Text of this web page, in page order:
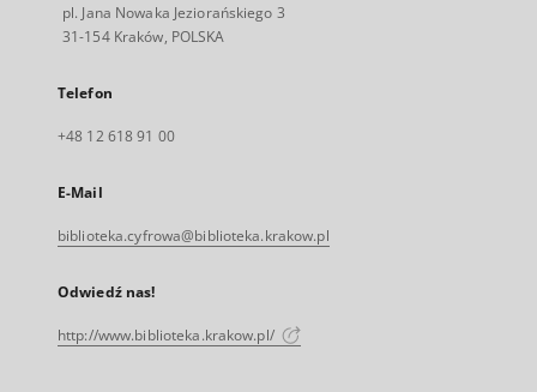
pl. Jana Nowaka Jeziorańskiego 3
31-154 Kraków, POLSKA
Telefon
+48 12 618 91 00
E-Mail
biblioteka.cyfrowa@biblioteka.krakow.pl
Odwiedź nas!
http://www.biblioteka.krakow.pl/